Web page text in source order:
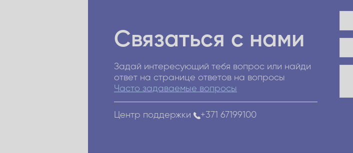
Связаться с нами
Задай интересующий тебя вопрос или найди
ответ на странице ответов на вопросы
Часто задаваемые вопросы
Центр поддержки +371 67199100